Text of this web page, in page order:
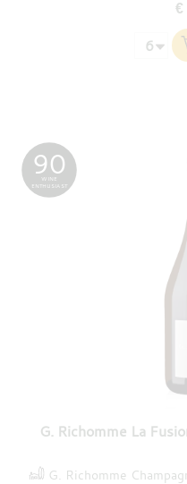
€
G. Richomme La
90
WINE
ENTHUSIAST
G. Richomme